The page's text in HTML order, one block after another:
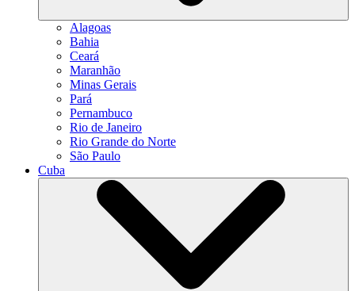
Alagoas
Bahia
Ceará
Maranhão
Minas Gerais
Pará
Pernambuco
Rio de Janeiro
Rio Grande do Norte
São Paulo
Cuba